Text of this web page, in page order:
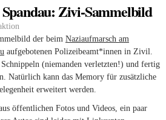
Zivi-Sammelbild
der beim Naziaufmarsch am
aufgebotenen Polizeibeamt*innen in Zivil.
(niemanden verletzten!) und fertig
Natürlich kann das Memory für zusätzliche
erweitert werden.
öffentlichen Fotos und Videos, ein paar